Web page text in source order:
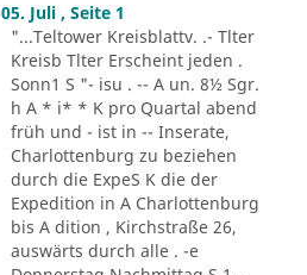
05. Juli , Seite 1
"...Teltower Kreisblattv. .- Tlter
Kreisb Tlter Erscheint jeden .
Sonn1 S "- isu . -- A un. 8½ Sgr.
h A * i* * K pro Quartal abend
früh und - ist in -- Inserate,
Charlottenburg zu beziehen
durch die ExpeS K die der
Expedition in A Charlottenburg
bis A dition , Kirchstraße 26,
auswärts durch alle . -e